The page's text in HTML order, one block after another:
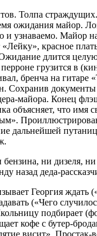
Толпа
ожидания майор.
и узнаваемо. Майор
красное
длится
грузится в
бренча на гитаре
Сохранив
майора. Конец
объясняет, что имя
дальнейшей
бензина, ни дизеля,
назад деда-
Георгия ждать
(«Чего
подбирает
кофе с бутер-
висит». Простак-